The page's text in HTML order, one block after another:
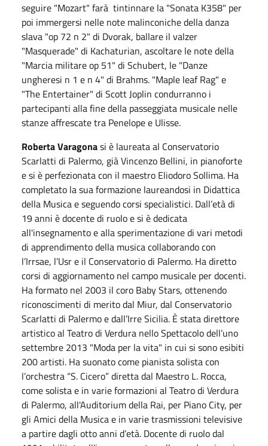
seguire "Mozart" farà tintinnare la "Sonata K358" per
poi immergersi nelle note malinconiche della danza
slava "op 72 n 2" di Dvorak, ballare il valzer
"Masquerade" di Kachaturian, ascoltare le note della
"Marcia militare op 51" di Schubert, le "Danze
ungheresi n 1 e n 4" di Brahms. "Maple leaf Rag" e
"The Entertainer" di Scott Joplin condurranno i
partecipanti alla fine della passeggiata musicale nelle
stanze affrescate tra Penelope e Ulisse.
Roberta Varagonasi è laureata al Conservatorio
Scarlatti di Palermo, già Vincenzo Bellini, in pianoforte
e si è perfezionata con il maestro Eliodoro Sollima. Ha
completato la sua formazione laureandosi in Didattica
della Musica e seguendo corsi specialistici. Dall’età di
19 anni è docente di ruolo e si è dedicata
all'insegnamento e alla sperimentazione di vari metodi
di apprendimento della musica collaborando con
l’Irrsae, l’Usr e il Conservatorio di Palermo. Ha diretto
corsi di aggiornamento nel campo musicale per docenti.
Ha formato nel 2003 il coro Baby Stars, ottenendo
riconoscimenti di merito dal Miur, dal Conservatorio
Scarlatti di Palermo e dall’Irre Sicilia. È stata direttore
artistico al Teatro di Verdura nello Spettacolo dell’uno
settembre 2013 "Moda per la vita" in cui si sono esibiti
200 artisti. Ha suonato come pianista solista con
l’orchestra “S. Cicero” diretta dal Maestro L. Rocca,
come solista e in varie formazioni al Teatro di Verdura
di Palermo, all'Auditorium della Rai, per Piano City, per
gli Amici della Musica e in varie trasmissioni televisive
a partire dagli otto anni d’età. Docente di ruolo dal